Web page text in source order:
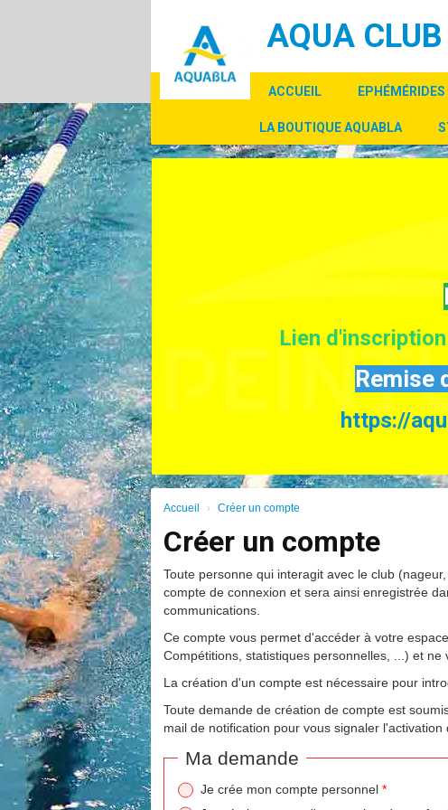
AQUA
ACCUEIL EPHÉMÉRIDES
LA BOUTIQUE AQUABLA
Lien
Remise
https://
Accueil Créer un compte
Créer un compte
Toute personne qui interagit avec le club
compte de connexion et sera ainsi enregistrée
communications.
Ce compte vous permet d'accéder à votre
Compétitions, statistiques personnelles, ...) et ne
La création d'un compte est nécessaire pour
Toute demande de création de compte est
mail de notification pour vous signaler l'activation
Ma demande
Je crée mon compte personnel*